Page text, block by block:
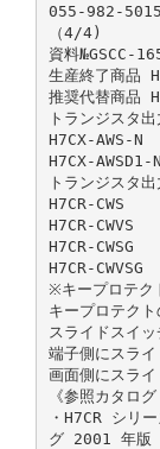
055-982-5015
（4/4)
資料№GSCC-
生産終了商品
推奨代替商品
トランジスタ
H7CX-AWS-N
H7CX-AWSD1-N
トランジスタ
H7CR-CWS
H7CR-CWVS
H7CR-CWSG
H7CR-CWVSG
※キープロテク
キープロテク
スライドスイッ
端子側にスライ
画面側にスライ
《参照カタロ
・H7CR シリ
グ 2001 年版